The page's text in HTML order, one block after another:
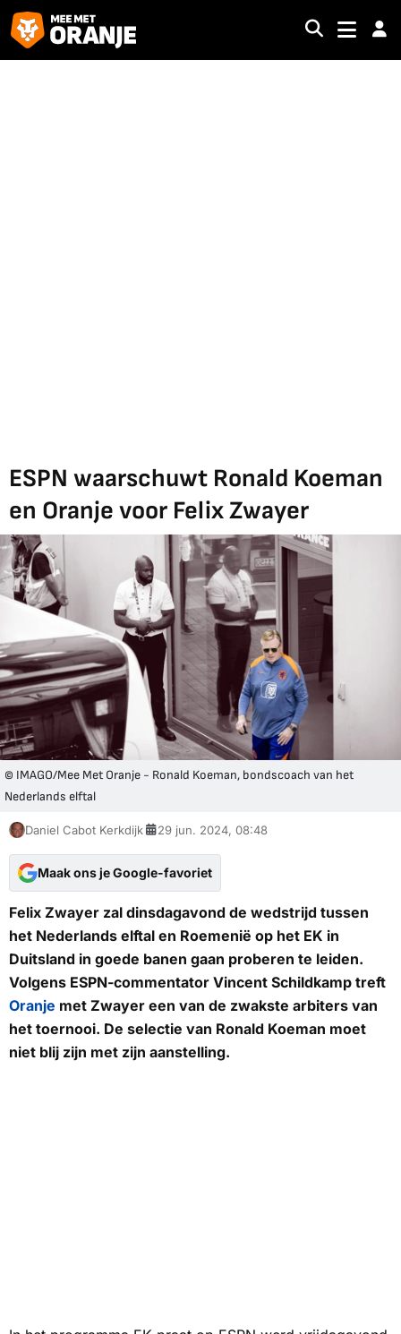
ESPN waarschuwt Ronald Koeman
en Oranje voor Felix Zwayer
© IMAGO/Mee Met Oranje - Ronald Koeman, bondscoach van het
Nederlands elftal
Daniel Cabot Kerkdijk 29 jun. 2024, 08:48
Maak ons je Google-favoriet
Felix Zwayer zal dinsdagavond de wedstrijd tussen
het Nederlands elftal en Roemenië op het EK in
Duitsland in goede banen gaan proberen te leiden.
Volgens ESPN-commentator Vincent Schildkamp treft
Oranje met Zwayer een van de zwakste arbiters van
het toernooi. De selectie van Ronald Koeman moet
niet blij zijn met zijn aanstelling.